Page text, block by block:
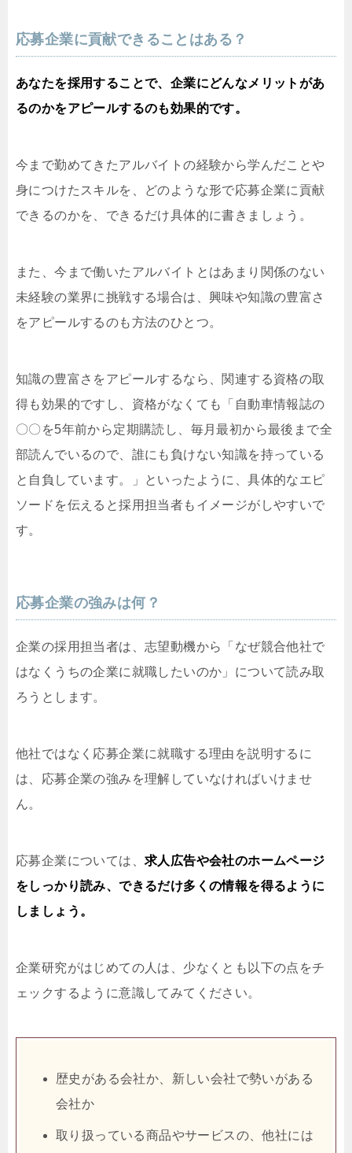
応募企業に貢献できることはある？
あなたを採用することで、企業にどんなメリットがあ
るのかをアピールするのも効果的です。
今まで勤めてきたアルバイトの経験から学んだことや
身につけたスキルを、どのような形で応募企業に貢献
できるのかを、できるだけ具体的に書きましょう。
また、今まで働いたアルバイトとはあまり関係のない
未経験の業界に挑戦する場合は、興味や知識の豊富さ
をアピールするのも方法のひとつ。
知識の豊富さをアピールするなら、関連する資格の取
得も効果的ですし、資格がなくても「自動車情報誌の
〇〇を5年前から定期購読し、毎月最初から最後まで全
部読んでいるので、誰にも負けない知識を持っている
と自負しています。」といったように、具体的なエピ
ソードを伝えると採用担当者もイメージがしやすいで
す。
応募企業の強みは何？
企業の採用担当者は、志望動機から「なぜ競合他社で
はなくうちの企業に就職したいのか」について読み取
ろうとします。
他社ではなく応募企業に就職する理由を説明するに
は、応募企業の強みを理解していなければいけませ
ん。
応募企業については、 求人広告や会社のホームページ
をしっかり読み、できるだけ多くの情報を得るように
しましょう。
企業研究がはじめての人は、少なくとも以下の点をチ
ェックするように意識してみてください。
歴史がある会社か、新しい会社で勢いがある
会社か
取り扱っている商品やサービスの、他社には